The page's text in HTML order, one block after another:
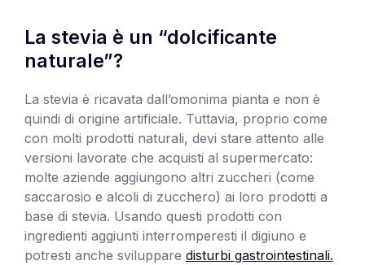
La stevia è un “dolcificante
naturale”?
La stevia è ricavata dall’omonima pianta e non è
quindi di origine artificiale. Tuttavia, proprio come
con molti prodotti naturali, devi stare attento alle
versioni lavorate che acquisti al supermercato:
molte aziende aggiungono altri zuccheri (come
saccarosio e alcoli di zucchero) ai loro prodotti a
base di stevia. Usando questi prodotti con
ingredienti aggiunti interromperesti il digiuno e
potresti anche sviluppare disturbi gastrointestinali.